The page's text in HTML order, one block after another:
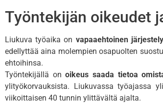
Työntekijän oikeudet
Liukuva työaika on vapaaehtoinen järjestely
edellyttää aina molempien osapuolten
ehtoihinsa.
Työntekijällä onoikeus saada tietoa
ylityökorvauksista. Liukuvassa työajassa
viikoittaisen 40 tunnin ylittävältä ajalta.